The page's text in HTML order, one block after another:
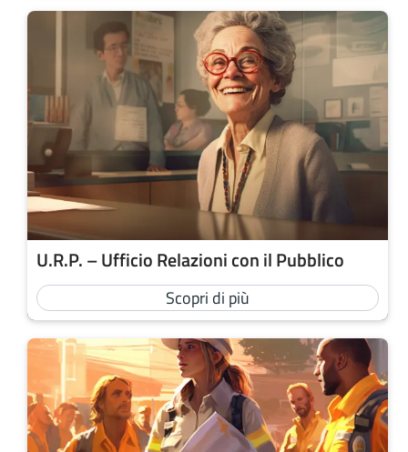
U.R.P. – Ufficio Relazioni con il Pubblico
Scopri di più